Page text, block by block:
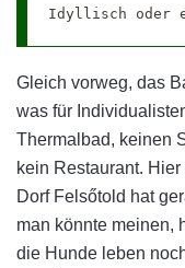
Idyllisch oder
Gleich vorweg, das
was für
Thermalbad, keinen
kein Restaurant.
Dorf Felsőtold hat
man könnte meinen,
die Hunde leben